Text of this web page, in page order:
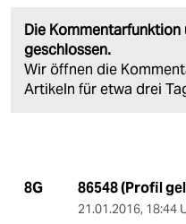
Die
geschlossen.
Wir öffnen die
Artikeln für etwa drei
8G 86548 (Profil
21.01.2016, 18:44